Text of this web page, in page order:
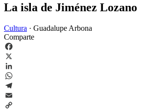
La isla de Jiménez Lozano
Cultura · Guadalupe Arbona
Comparte
Facebook
X
LinkedIn
WhatsApp
Telegram
Email